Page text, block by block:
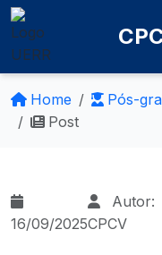
Home Pós-
Post
16/09/2025
Autor:
CPCV